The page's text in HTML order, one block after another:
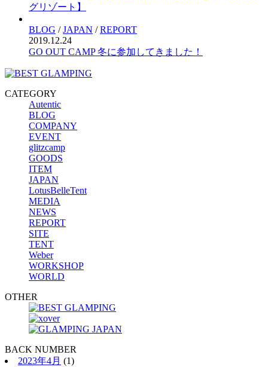
グリゾート】
BLOG /JAPAN /REPORT
2019.12.24
GO OUT CAMP 冬に参加してきました！
CATEGORY
Autentic
BLOG
COMPANY
EVENT
glitzcamp
GOODS
ITEM
JAPAN
LotusBelleTent
MEDIA
NEWS
REPORT
SITE
TENT
Weber
WORKSHOP
WORLD
OTHER
BACK NUMBER
2023年4月 (1)